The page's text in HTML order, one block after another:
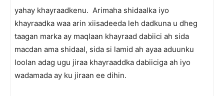
yahay khayraadkenu. Arimaha shidaalka iyo
khayraadka waa arin xiisadeeda leh dadkuna u dheg
taagan marka ay maqlaan khayraad dabiici ah sida
macdan ama shidaal, sida si lamid ah ayaa aduunku
loolan adag ugu jiraa khayraaddka dabiiciga ah iyo
wadamada ay ku jiraan ee dihin.